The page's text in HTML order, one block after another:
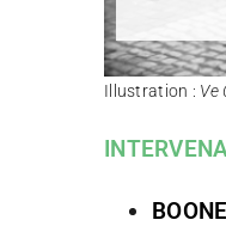
Illustration : Ve